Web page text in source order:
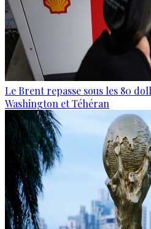
Le Brent repasse sous les 80
Washington et Téhéran